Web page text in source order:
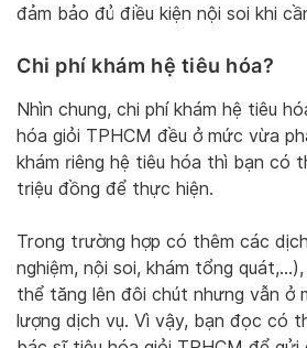
đảm bảo đủ điều kiện nội soi khi
Chi phí khám hệ tiêu hóa?
Nhìn chung, chi phí khám hệ tiêu
hóa giỏi TPHCM đều ở mức vừa
khám riêng hệ tiêu hóa thì bạn có
triệu đồng để thực hiện.
Trong trường hợp có thêm các
nghiệm, nội soi, khám tổng
thể tăng lên đôi chút nhưng vẫn ở
lượng dịch vụ. Vì vậy, bạn đọc có